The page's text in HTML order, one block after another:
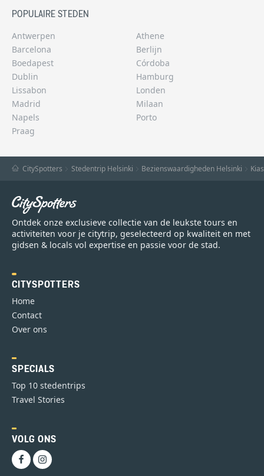
POPULAIRE STEDEN
Antwerpen
Athene
Barcelona
Berlijn
Boedapest
Córdoba
Dublin
Hamburg
Lissabon
Londen
Madrid
Milaan
Napels
Porto
Praag
CitySpotters Stedentrip Helsinki Bezienswaardigheden Helsinki
Ontdek onze exclusieve collectie van de leukste tours en
activiteiten voor je citytrip, geselecteerd op kwaliteit en met
gidsen & locals vol expertise en passie voor de stad.
CITYSPOTTERS
Home
Contact
Over ons
SPECIALS
Top 10 stedentrips
Travel Stories
VOLG ONS